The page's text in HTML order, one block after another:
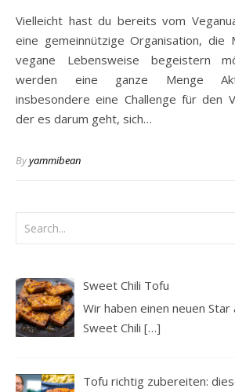
Vielleicht hast du bereits vom Veganuary gehört? Es ist
eine gemeinnützige Organisation, die
vegane Lebensweise begeistern
werden eine ganze Menge
insbesondere eine Challenge für den
der es darum geht, sich…
Byyammibean
Sweet Chili Tofu
Wir haben einen neuen
Sweet Chili[…]
Tofu richtig zubereiten: